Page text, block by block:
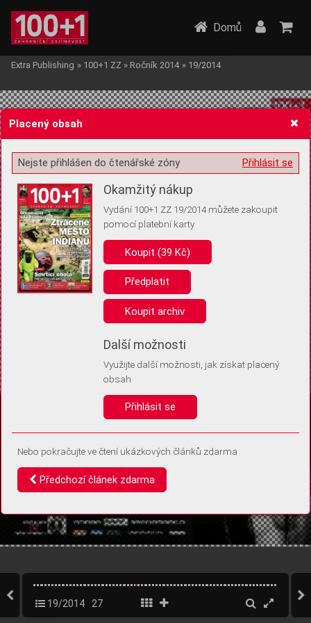
Žádost o souhlas s ukládáním volitelných informací
Pro základní fungování webu nepotřebujeme ukládat žádné informace
(tzv. cookies apod.). Rádi bychom vás ale požádali o souhlas s
uložením volitelných informací:
Anonymní unikátní ID
Díky němu příště poznáme, že se jedná o stejné zařízení, a
Identifikátor je zcela anonymní.
Vaše souhlasy a odmítnutí si ukládáme do vašeho zařízení, abychom se
vás už příště znovu neptali. Můžete je kdykoli později upravit ve Správě
Domů
Extra Publishing » 100+1 ZZ » Ročník 2014 » 19/2014
19/2014 27
Placený obsah
Přihlásit se
Nejste přihlášen do čtenářské zóny
Okamžitý nákup
Vydání 100+1 ZZ 19/2014 můžete zakoupit
pomocí platební karty
Koupit (39 Kč)
Předplatit
Koupit archiv
Další možnosti
Využijte další možnosti, jak získat placený
obsah
Přihlásit se
Nebo pokračujte ve čtení ukázkových článků zdarma
Předchozí článek zdarma